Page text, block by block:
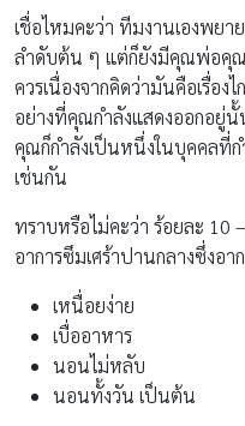
เชื่อไหมคะว่า ทีมงานเองพย
ลำดับต้น ๆ แต่ก็ยังมีคุณพ่อคุณ
ควรเนื่องจากคิดว่ามันคือเรื่อง
อย่างที่คุณกำลังแสดงออกอยู่
คุณก็กำลังเป็นหนึ่งในบุคคลที่ก
เช่นกัน
ทราบหรือไม่คะว่า ร้อยละ
อาการซึมเศร้าปานกลางซึ่งอ
เหนื่อยง่าย
เบื่ออาหาร
นอนไม่หลับ
นอนทั้งวัน เป็นต้น